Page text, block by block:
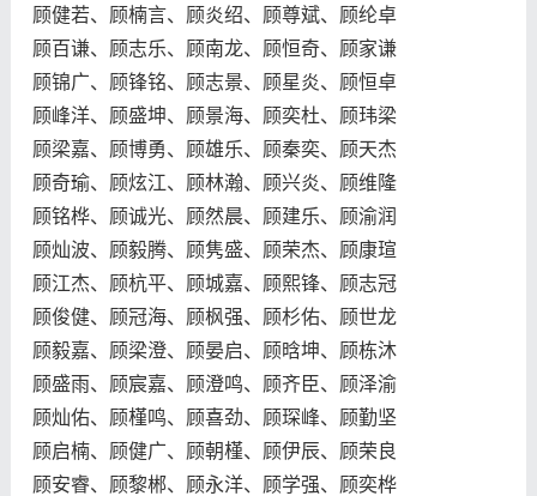
顾健若、顾楠言、顾炎绍、顾尊斌、顾纶卓
顾百谦、顾志乐、顾南龙、顾恒奇、顾家谦
顾锦广、顾锋铭、顾志景、顾星炎、顾恒卓
顾峰洋、顾盛坤、顾景海、顾奕杜、顾玮梁
顾梁嘉、顾博勇、顾雄乐、顾秦奕、顾天杰
顾奇瑜、顾炫江、顾林瀚、顾兴炎、顾维隆
顾铭桦、顾诚光、顾然晨、顾建乐、顾渝润
顾灿波、顾毅腾、顾隽盛、顾荣杰、顾康瑄
顾江杰、顾杭平、顾城嘉、顾熙锋、顾志冠
顾俊健、顾冠海、顾枫强、顾杉佑、顾世龙
顾毅嘉、顾梁澄、顾晏启、顾晗坤、顾栋沐
顾盛雨、顾宸嘉、顾澄鸣、顾齐臣、顾泽渝
顾灿佑、顾槿鸣、顾喜劲、顾琛峰、顾勤坚
顾启楠、顾健广、顾朝槿、顾伊辰、顾荣良
顾安睿、顾黎郴、顾永洋、顾学强、顾奕桦